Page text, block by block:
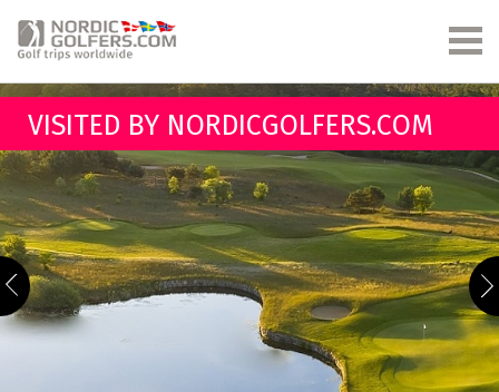
VISITED BY NORDICGOLFERS.COM